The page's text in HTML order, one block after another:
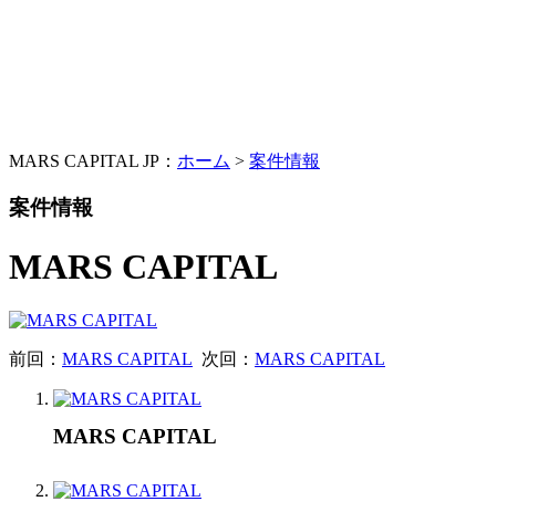
MARS CAPITAL JP： ホーム > 案件情報
案件情報
MARS CAPITAL
前回： MARS CAPITAL 次回： MARS CAPITAL
MARS CAPITAL